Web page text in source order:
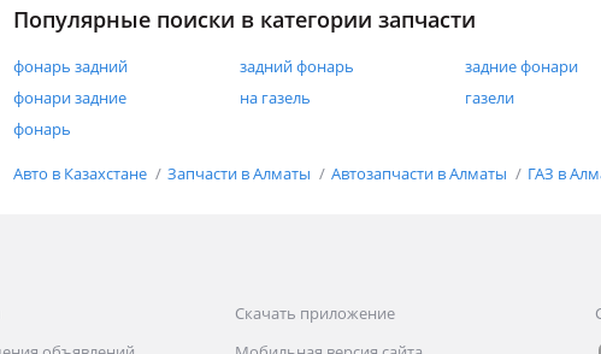
Популярные поиски в категории запчасти
фонарь задний задний фонарь задние фонари
фонари задние
на газель газели
фонарь
Авто в Казахстане Запчасти в Алматы Автозапчасти в Алматы ГАЗ в
Скачать приложение